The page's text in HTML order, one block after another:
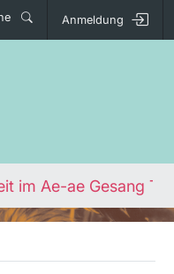
Anmeldung
im Ae-ae Gesang